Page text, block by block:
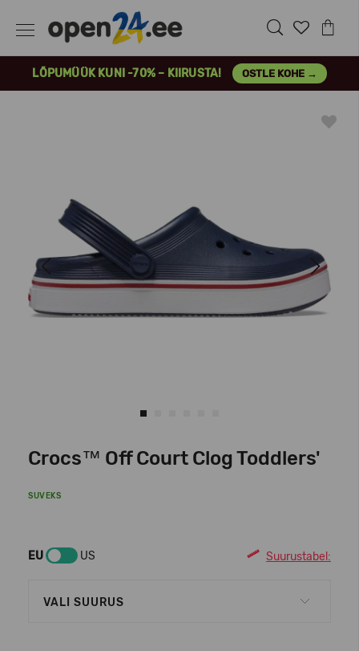
LÕPUMÜÜK KUNI -70% – KIIRUSTA! OSTLE KOHE →
Previous Next
Crocs™ Off Court Clog Toddlers'
SUVEKS
EU US Suurustabel:
VALI SUURUS